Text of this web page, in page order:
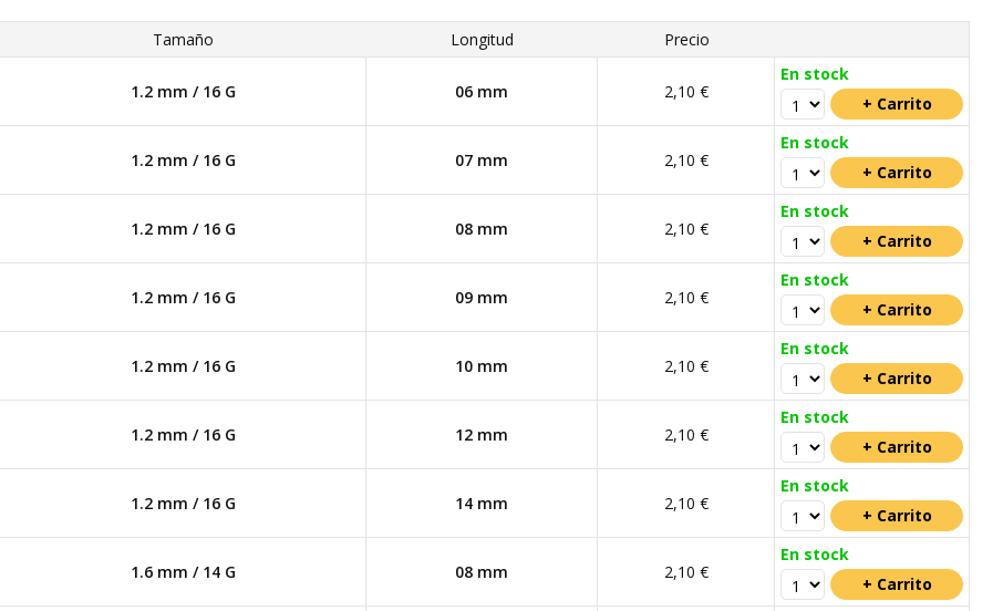
Tamaño Longitud Precio
1.2 mm / 16 G 06 mm 2,10 €
En stock
1.2 mm / 16 G 07 mm 2,10 €
En stock
1.2 mm / 16 G 08 mm 2,10 €
En stock
1.2 mm / 16 G 09 mm 2,10 €
En stock
1.2 mm / 16 G 10 mm 2,10 €
En stock
1.2 mm / 16 G 12 mm 2,10 €
En stock
1.2 mm / 16 G 14 mm 2,10 €
En stock
1.6 mm / 14 G 08 mm 2,10 €
En stock